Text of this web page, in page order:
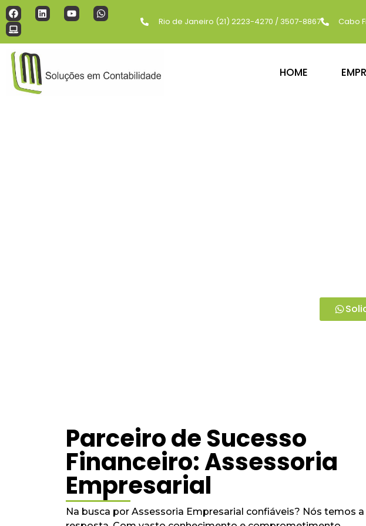
Rio de Janeiro (21) 2223-4270 / 3507-8867 Cabo
HOME
Parceiro de Sucesso
Financeiro: Assessoria
Empresarial
Na busca por Assessoria Empresarial confiáveis? Nós temos a